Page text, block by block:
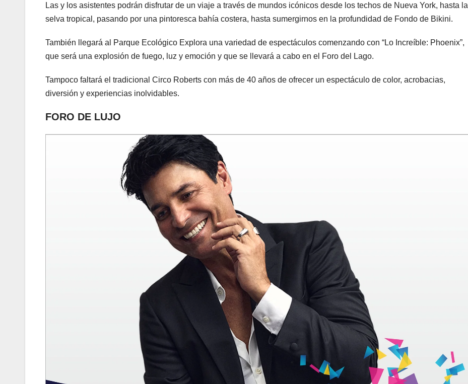
Las y los asistentes podrán disfrutar de un viaje a través de mundos icónicos desde los techos de Nueva York, hasta la
selva tropical, pasando por una pintoresca bahía costera, hasta sumergirnos en la profundidad de Fondo de Bikini.
También llegará al Parque Ecológico Explora una variedad de espectáculos comenzando con “Lo Increíble: Phoenix”,
que será una explosión de fuego, luz y emoción y que se llevará a cabo en el Foro del Lago.
Tampoco faltará el tradicional Circo Roberts con más de 40 años de ofrecer un espectáculo de color, acrobacias,
diversión y experiencias inolvidables.
FORO DE LUJO